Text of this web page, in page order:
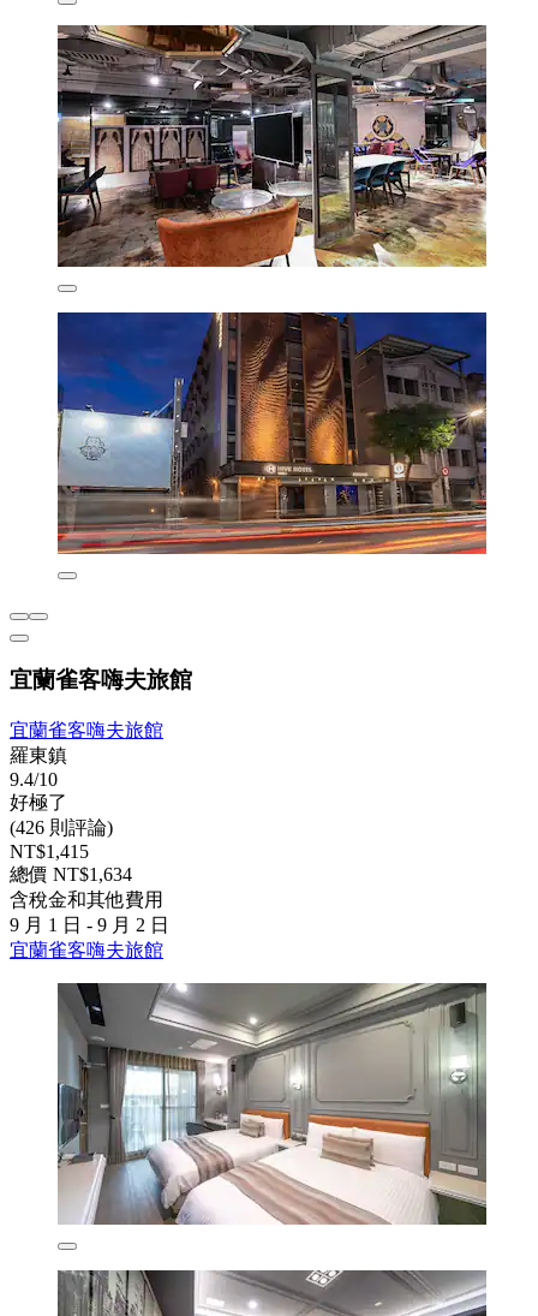
宜蘭雀客嗨夫旅館
宜蘭雀客嗨夫旅館
羅東鎮
9.4/10
好極了
(426 則評論)
NT$1,415
總價 NT$1,634
含稅金和其他費用
9 月 1 日 - 9 月 2 日
宜蘭雀客嗨夫旅館